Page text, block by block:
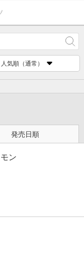
人気順（通常）
発売日順
ン